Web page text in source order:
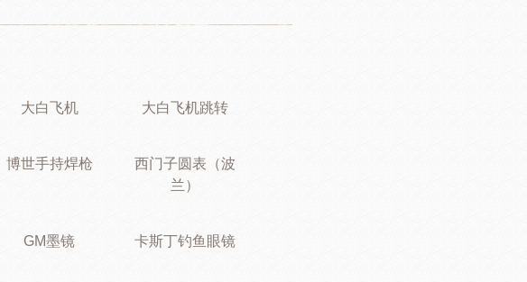
大白飞机 大白飞机跳转
博世手持焊枪
西门子圆表（波
兰）
GM墨镜 卡斯丁钓鱼眼镜